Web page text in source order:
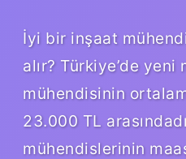
İyi bir inşaat
alır? Türkiye’de
mühendisinin
23.000 TL
mühendislerinin